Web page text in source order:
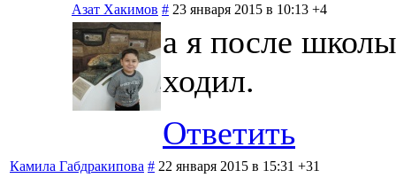
Азат Хакимов # 23 января 2015 в 10:13 +4
а я после
ходил.
Ответить
Камила Габдракипова # 22 января 2015 в 15:31 +31